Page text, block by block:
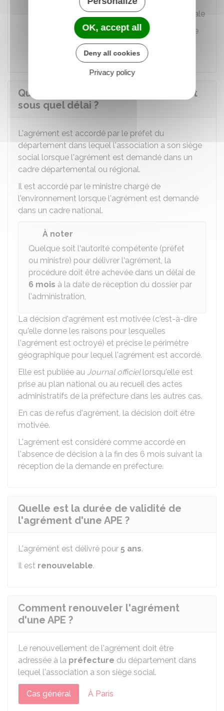
ont à se prononcer en assemblée générale
Conditions de déroulement des votes de
l'assemblée générale.
Qui accorde l'agrément à une APE et
sous quel délai ?
L'agrément est accordé par le préfet du
département dans lequel l'association a son siège
social lorsque l'agrément est demandé dans un
cadre départemental ou régional.
Il est accordé par le ministre chargé de
l'environnement lorsque l'agrément est demandé
dans un cadre national.
À noter
Quelque soit l'autorité compétente (préfet
ou ministre) pour délivrer l'agrément, la
procédure doit être achevée dans un délai de
6 mois à la date de réception du dossier par
l'administration,
La décision d'agrément est motivée (c'est-à-dire
qu'elle donne les raisons pour lesquelles
l'agrément est octroyé) et précise le périmètre
géographique pour lequel l'agrément est accordé.
Elle est publiée au Journal officiellorsqu'elle est
prise au plan national ou au recueil des actes
administratifs de la préfecture dans les autres cas.
En cas de refus d'agrément, la décision doit être
motivée.
L'agrément est considéré comme accordé en
l'absence de décision à la fin des 6 mois suivant la
réception de la demande en préfecture.
Quelle est la durée de validité de
l'agrément d'une APE ?
L'agrément est délivré pour 5 ans.
Il est renouvelable.
Comment renouveler l'agrément
d'une APE ?
Le renouvellement de l'agrément doit être
adressée à la préfecture du département dans
lequel l'association a son siège social.
Cas général À Paris
OK, accept all
Deny all cookies
Privacy policy